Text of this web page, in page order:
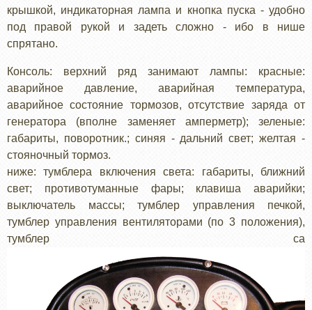
крышкой, индикаторная лампа и кнопка пуска - удобно
под правой рукой и задеть сложно - ибо в нише
спрятано.
Консоль: верхний ряд занимают лампы: красные:
аварийное давление, аварийная температура,
аварийное состояние тормозов, отсутствие заряда от
генератора (вполне заменяет амперметр); зеленые:
габариты, поворотник.; синяя - дальний свет; желтая -
стояночный тормоз.
ниже: тумблера включения света: габариты, ближний
свет; противотуманные фары; клавиша аварийки;
выключатель массы; тумблер управления печкой,
тумблер управления вентиляторами (по 3 положения),
тумблер са